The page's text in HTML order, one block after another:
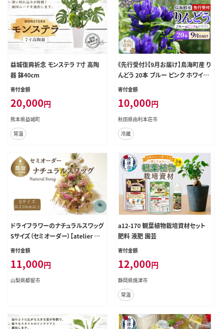
益城復興祈念 モンステラ 7寸 高陶
器 鉢40cm
寄付金額
20,000円
熊本県益城町
常温
《先行受付》【9月お届け】鳥海町産 り
んどう 20本 ブルー ピンク ホワイト
[りんどう リンドウ 竜胆 花 生花 仏花
ー 秋田県 由利本荘市 鳥海町産]
寄付金額
10,000円
秋田県由利本荘市
冷蔵
ドライフラワーのナチュラルスワッグ
Sサイズ（セミオーダー）【atelier m
ulticolore】| ドライフラワー スワッ
卒業 退職 ミルティコロール
寄付金額
11,000円
山梨県都留市
a12-170 観葉植物栽培資材セット
肥料 液肥 園芸
寄付金額
12,000円
静岡県焼津市
常温